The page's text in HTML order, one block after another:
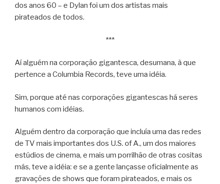
dos anos 60 – e Dylan foi um dos artistas mais
pirateados de todos.
***
Aí alguém na corporação gigantesca, desumana, à que
pertence a Columbia Records, teve uma idéia.
Sim, porque até nas corporações gigantescas há seres
humanos com idéias.
Alguém dentro da corporação que incluía uma das redes
de TV mais importantes dos U.S. of A., um dos maiores
estúdios de cinema, e mais um porrilhão de otras cositas
más, teve a idéia: e se a gente lançasse oficialmente as
gravações de shows que foram pirateados, e mais os